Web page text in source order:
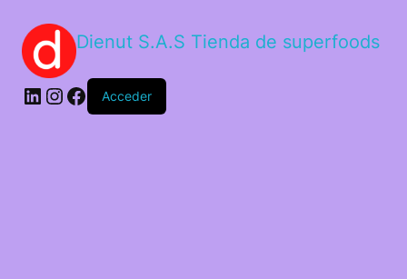
Dienut S.A.S Tienda de superfoods
Acceder